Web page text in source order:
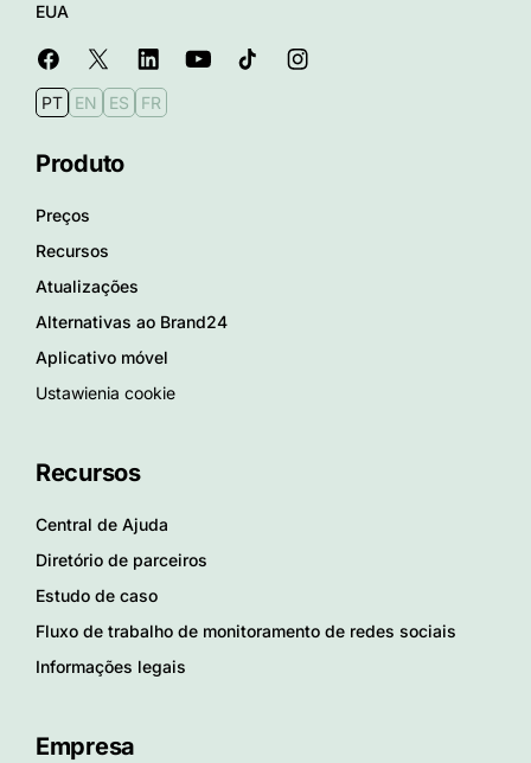
EUA
PT EN ES FR
Produto
Preços
Recursos
Atualizações
Alternativas ao Brand24
Aplicativo móvel
Ustawienia cookie
Recursos
Central de Ajuda
Diretório de parceiros
Estudo de caso
Fluxo de trabalho de monitoramento de redes sociais
Informações legais
Empresa